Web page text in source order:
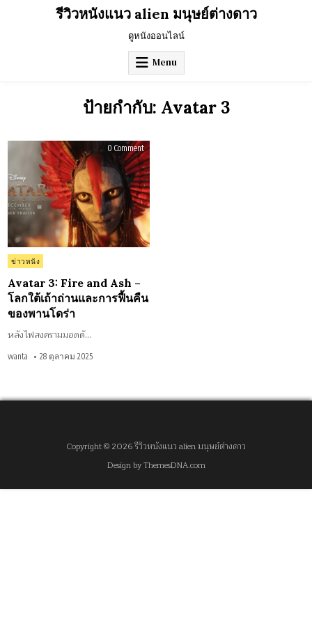
รีวิวหนังแนว alien มนุษย์ต่างดาว
ดูหนังออนไลน์
Menu
ป้ายกำกับ: Avatar 3
0 Commenton
Avatar
3:
Fire
and
Ash
–
โลก
ใต้
เถ้า
ถ่าน
และ
การ
ร่า
Posted
ข่าวหนัง
Avatar 3: Fire and Ash –
โลกใต้เถ้าถ่านและการฟื้นคืน
ของพานโดร่า
หลังไฟสงครามมอดดั…
wanta 28 ตุลาคม 2025
Copyright © 2026 รีวิวหนังแนว alien มนุษย์ต่างดาว
Design by ThemesDNA.com